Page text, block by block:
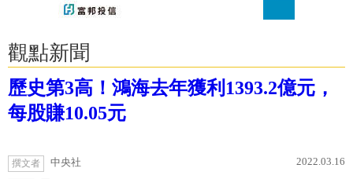
觀點新聞
歷史第3高！鴻海去年獲利1393.2億元，
每股賺10.05元
撰文者 中央社 2022.03.16